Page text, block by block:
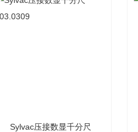
Sylvac压接数显千分尺